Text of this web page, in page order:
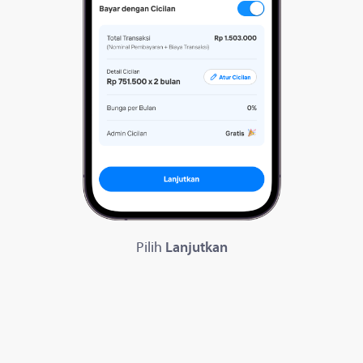
Pilih Lanjutkan